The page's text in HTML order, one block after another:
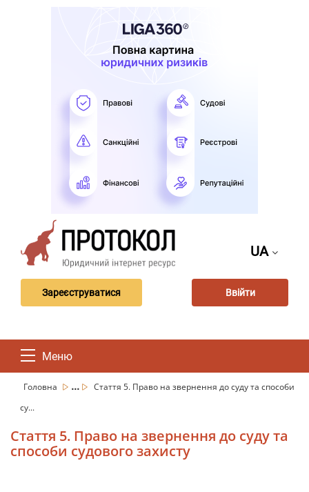
UA
Зареєструватися Ввійти
Меню
Головна ...
Стаття 5. Право на звернення до суду та способи
су...
Стаття 5. Право на звернення до суду та
способи судового захисту